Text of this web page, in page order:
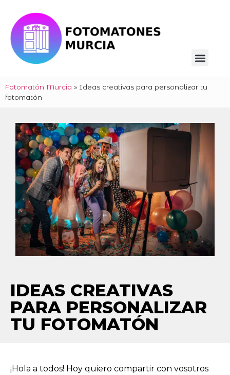
Fotomatón Murcia » Ideas creativas para personalizar tu
fotomatón
IDEAS CREATIVAS
PARA PERSONALIZAR
TU FOTOMATÓN
¡Hola a todos! Hoy quiero compartir con vosotros